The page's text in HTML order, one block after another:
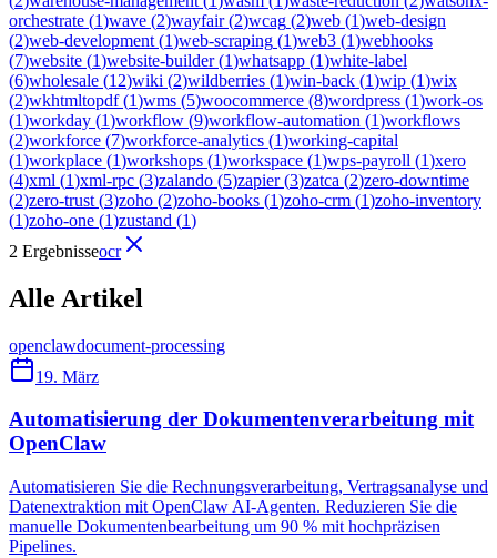
orchestrate (1)wave (2)wayfair(2)wcag (2)web (1)web-design
(2)web-development (1)web-scraping (1)web3 (1)webhooks
(7)website (1)website-builder(1)whatsapp (1)white-label
(6)wholesale (12)wiki (2)wildberries (1)win-back (1)wip (1)wix
(2)wkhtmltopdf(1)wms (5)woocommerce (8)wordpress (1)work-os
(1)workday (1)workflow (9)workflow-automation (1)workflows
(2)workforce (7)workforce-analytics (1)working-capital
(1)workplace (1)workshops (1)workspace (1)wps-payroll (1)xero
(4)xml (1)xml-rpc (3)zalando (5)zapier(3)zatca (2)zero-downtime
(2)zero-trust (3)zoho (2)zoho-books (1)zoho-crm (1)zoho-inventory
(1)zoho-one (1)zustand (1)
2 Ergebnisseocr
Alle Artikel
openclawdocument-processing
19. März
Automatisierung der Dokumentenverarbeitung mit
OpenClaw
Automatisieren Sie die Rechnungsverarbeitung, Vertragsanalyse und
Datenextraktion mit OpenClaw AI-Agenten. Reduzieren Sie die
manuelle Dokumentenbearbeitung um 90 % mit hochpräzisen
Pipelines.